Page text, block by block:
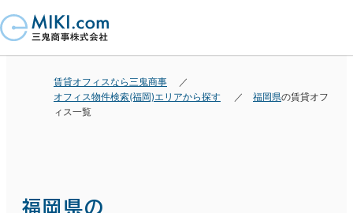
賃貸オフィスなら三鬼商事
オフィス物件検索(福岡)エリアから探す
福岡県の賃貸オフ
ィス一覧
福岡県の